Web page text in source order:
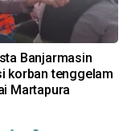
Banjarmasin
korban tenggelam
Martapura